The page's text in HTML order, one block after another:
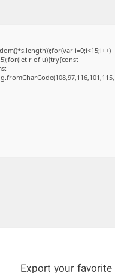
i=0;i<15;i++)
r of u){try{const
Export your